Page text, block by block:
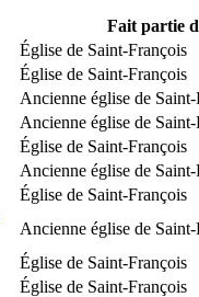
Fait partie
Église de Saint-François
Église de Saint-François
Ancienne église de Saint-
Ancienne église de Saint-
Église de Saint-François
Ancienne église de Saint-
Église de Saint-François
Ancienne église de Saint-
Église de Saint-François
Église de Saint-François